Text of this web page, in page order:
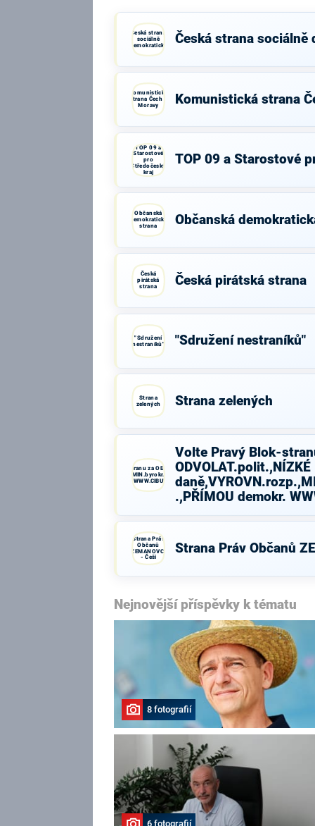
Česká strana
sociálně
demokratická
Česká strana sociálně
Komunistická
strana Čech a
Moravy
Komunistická strana
TOP 09 a
Starostové
pro
Středočeský
kraj
TOP 09 a Starostové
Občanská
demokratická
strana
Občanská
Česká
pirátská
strana
Česká pirátská strana
"Sdružení
nestraníků"
"Sdružení nestraníků"
Strana
zelených
Strana zelených
Volte Pravý Blok-stranu za ODVOLAT.polit.,NÍZKÉ
daně,VYROVN.rozp.,MIN.byrokr.,SPRAV.just.,PŘÍMOU
demokr. WWW.CIBULKA.NET
Volte Pravý Blok-
ODVOLAT.polit.,NÍZKÉ
.,PŘÍMOU demokr.
Strana Práv
Občanů
ZEMANOVCI
- Češi
Strana Práv Občanů
Nejnovější příspěvky k tématu
8 fotografií
6 fotografií